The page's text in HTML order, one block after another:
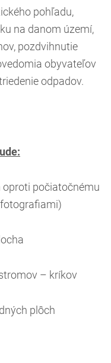
pohľadu,
na danom území,
pozdvihnutie
obyvateľov
odpadov.
počiatočnému
– kríkov
plôch